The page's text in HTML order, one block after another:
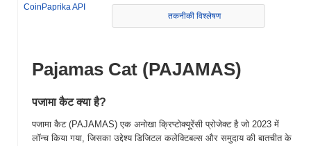
CoinPaprika API
तकनीकी विश्लेषण
Pajamas Cat (PAJAMAS)
पजामा कैट क्या है?
पजामा कैट (PAJAMAS) एक अनोखा क्रिप्टोक्यूरेंसी प्रोजेक्ट है जो 2023 में
लॉन्च किया गया, जिसका उद्देश्य डिजिटल कलेक्टिबल्स और समुदाय की बातचीत के